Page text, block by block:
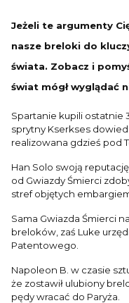
Jeżeli te argumenty
nasze breloki do
świata. Zobacz i
świat mógł wyglądać
Spartanie kupili ostatnie
sprytny Kserkses
realizowana gdzieś pod
Han Solo swoją
od Gwiazdy Śmierci
stref objętych
Sama Gwiazda Śmierci
breloków, zaś Luke
Patentowego.
Napoleon B. w czasie
że zostawił ulubiony
pędy wracać do Paryża.